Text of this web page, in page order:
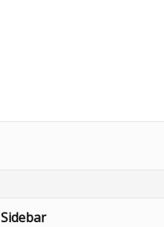
Sidebar